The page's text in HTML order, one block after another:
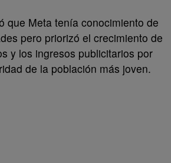
que Meta tenía conocimiento de
pero priorizó el crecimiento de
y los ingresos publicitarios por
de la población más joven.